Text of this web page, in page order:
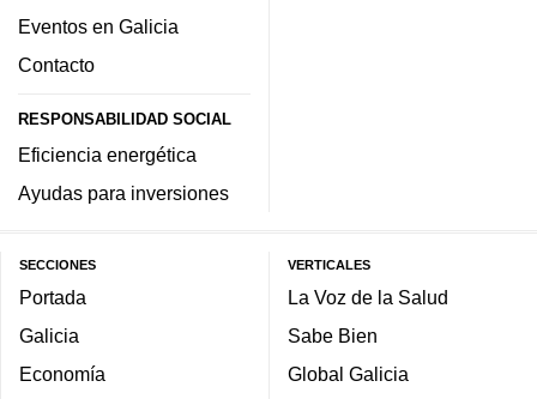
Eventos en Galicia
Contacto
RESPONSABILIDAD SOCIAL
Eficiencia energética
Ayudas para inversiones
SECCIONES
Portada
Galicia
Economía
VERTICALES
La Voz de la Salud
Sabe Bien
Global Galicia